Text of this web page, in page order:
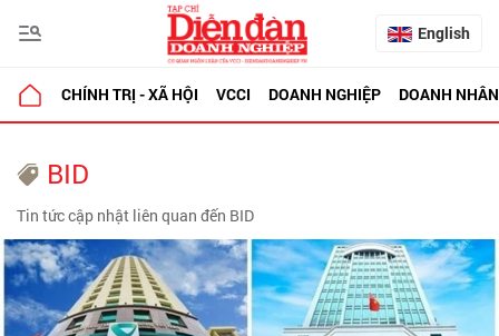
English
CHÍNH TRỊ - XÃ HỘI VCCI DOANH NGHIỆP DOANH NHÂN
BID
Tin tức cập nhật liên quan đến BID